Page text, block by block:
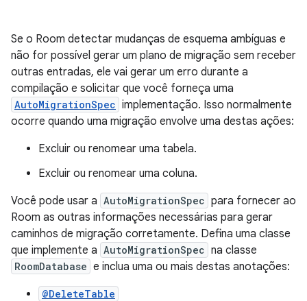
Se o Room detectar mudanças de esquema ambíguas e
não for possível gerar um plano de migração sem receber
outras entradas, ele vai gerar um erro durante a
compilação e solicitar que você forneça uma
AutoMigrationSpec implementação. Isso normalmente
ocorre quando uma migração envolve uma destas ações:
Excluir ou renomear uma tabela.
Excluir ou renomear uma coluna.
Você pode usar a AutoMigrationSpec para fornecer ao
Room as outras informações necessárias para gerar
caminhos de migração corretamente. Defina uma classe
que implemente a AutoMigrationSpec na classe
RoomDatabase e inclua uma ou mais destas anotações:
@DeleteTable